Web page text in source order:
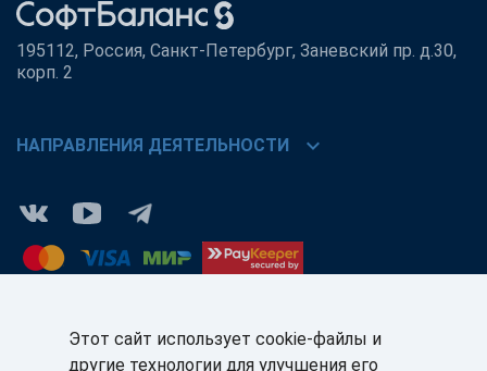
195112, Россия, Санкт-Петербург, Заневский пр. д.30,
корп. 2
НАПРАВЛЕНИЯ ДЕЯТЕЛЬНОСТИ chevron_right
Этот сайт использует cookie-файлы и
другие технологии для улучшения его